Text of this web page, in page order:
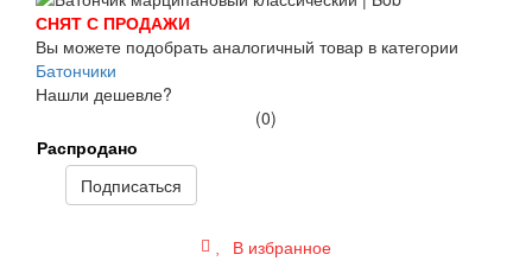
СНЯТ С ПРОДАЖИ
Вы можете подобрать аналогичный товар в категории
Батончики
Нашли дешевле?
(0)
Распродано
Подписаться
В избранное